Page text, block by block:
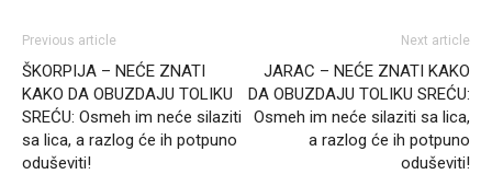
Previous article
ŠKORPIJA – NEĆE ZNATI
KAKO DA OBUZDAJU TOLIKU
SREĆU: Osmeh im neće silaziti
sa lica, a razlog će ih potpuno
oduševiti!
Next article
JARAC – NEĆE ZNATI KAKO
DA OBUZDAJU TOLIKU SREĆU:
Osmeh im neće silaziti sa lica,
a razlog će ih potpuno
oduševiti!